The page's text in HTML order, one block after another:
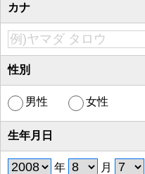
カナ
性別
男性 女性
生年月日
年 月